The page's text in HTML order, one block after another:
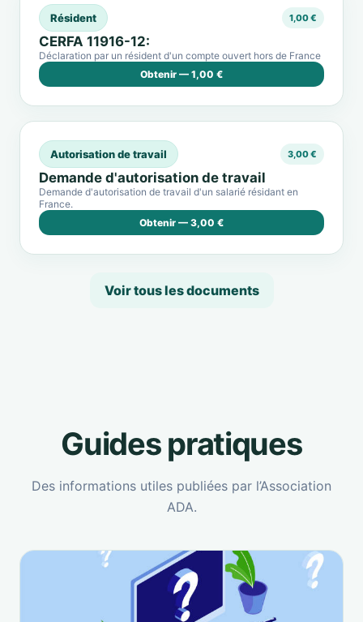
Résident 1,00 €
CERFA 11916-12:
Déclaration par un résident d'un compte ouvert hors de France
Obtenir — 1,00 €
Autorisation de travail 3,00 €
Demande d'autorisation de travail
Demande d'autorisation de travail d'un salarié résidant en
France.
Obtenir — 3,00 €
Voir tous les documents
Guides pratiques
Des informations utiles publiées par l’Association
ADA.